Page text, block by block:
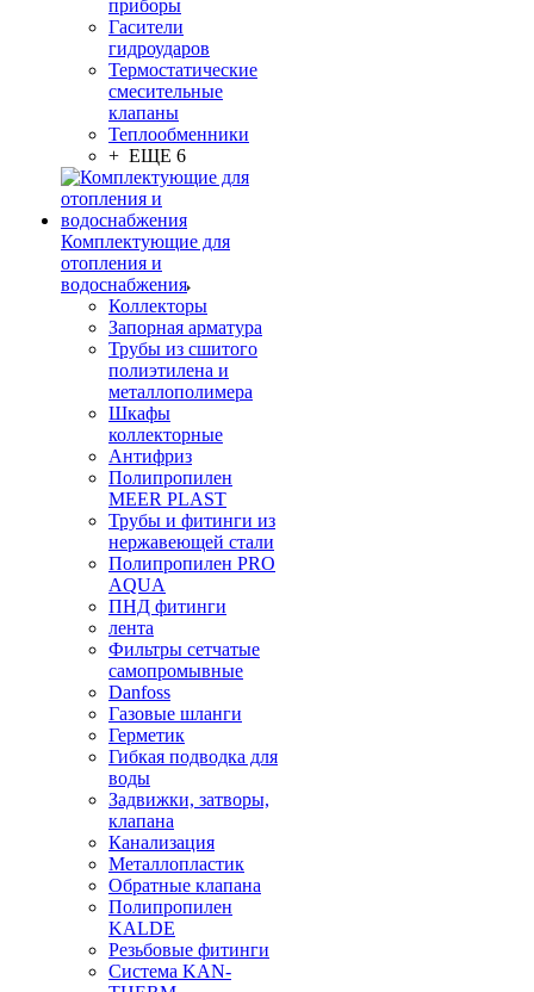
приборы
Гасители
гидроударов
Термостатические
смесительные
клапаны
Теплообменники
+ ЕЩЕ 6
Комплектующие для
отопления и
водоснабжения
Коллекторы
Запорная арматура
Трубы из сшитого
полиэтилена и
металлополимера
Шкафы
коллекторные
Антифриз
Полипропилен
MEER PLAST
Трубы и фитинги из
нержавеющей стали
Полипропилен PRO
AQUA
ПНД фитинги
лента
Фильтры сетчатые
самопромывные
Danfoss
Газовые шланги
Герметик
Гибкая подводка для
воды
Задвижки, затворы,
клапана
Канализация
Металлопластик
Обратные клапана
Полипропилен
KALDE
Резьбовые фитинги
Система KAN-